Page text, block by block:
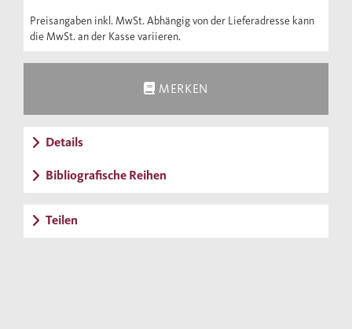
Preisangaben inkl. MwSt. Abhängig von der Lieferadresse kann
die MwSt. an der Kasse variieren.
MERKEN
Details
Bibliografische Reihen
Teilen